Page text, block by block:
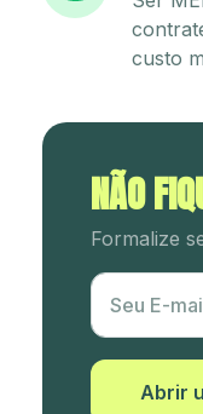
custo
NÃO
Formalize
Utm Content
Seu E-
Abrir